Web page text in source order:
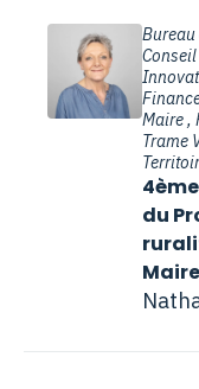
Maire ,
Trame
du